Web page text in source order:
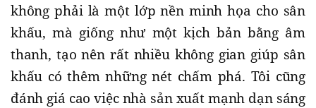
không phải là một lớp nền minh họa cho sân
khấu, mà giống như một kịch bản bằng âm
thanh, tạo nên rất nhiều không gian giúp sân
khấu có thêm những nét chấm phá. Tôi cũng
đánh giá cao việc nhà sản xuất mạnh dạn sáng